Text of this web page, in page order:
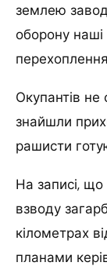
землею
оборону наші
Окупантів не
знайшли
рашисти
На записі,
взводу
кілометрах
планами